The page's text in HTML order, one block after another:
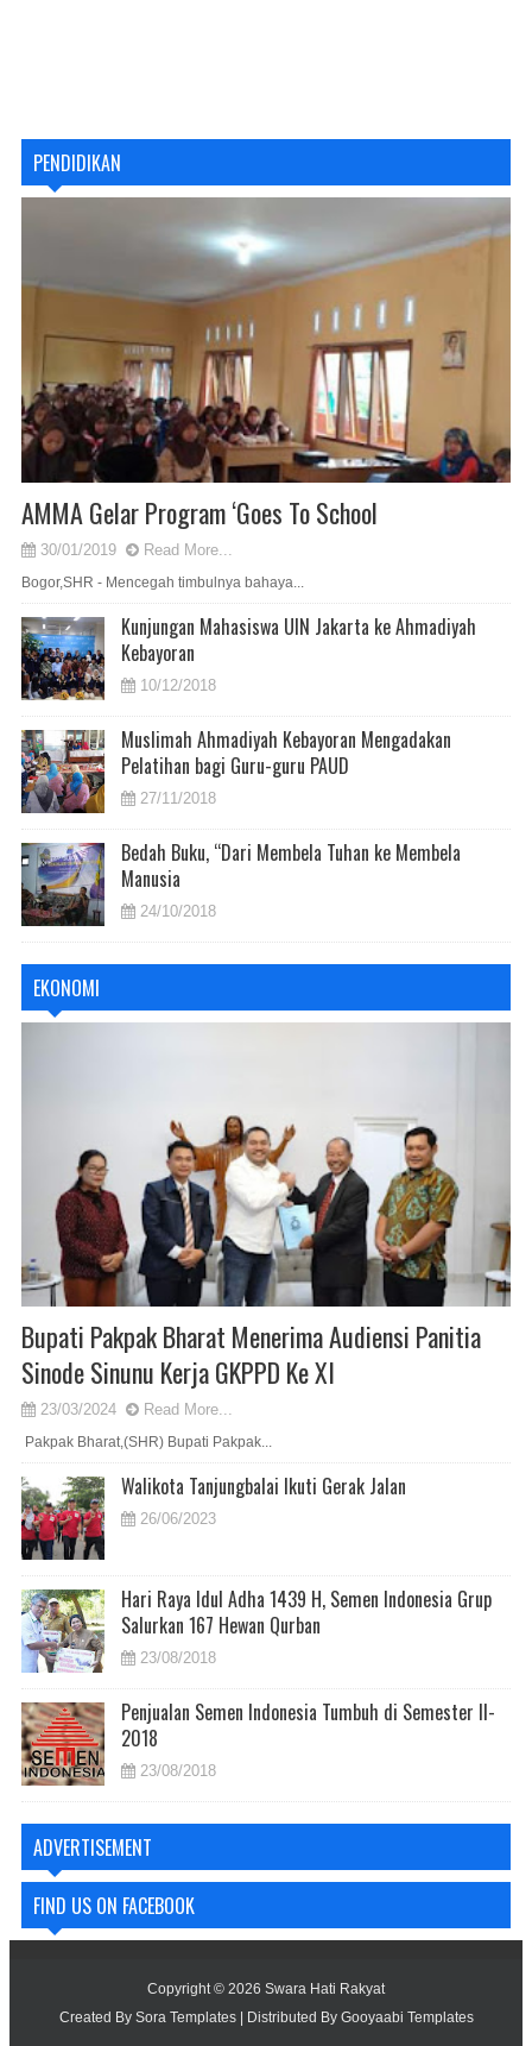
PENDIDIKAN
AMMA Gelar Program ‘Goes To School
30/01/2019 Read More...
Bogor,SHR - Mencegah timbulnya bahaya...
Kunjungan Mahasiswa UIN Jakarta ke Ahmadiyah
Kebayoran
10/12/2018
Muslimah Ahmadiyah Kebayoran Mengadakan
Pelatihan bagi Guru-guru PAUD
27/11/2018
Bedah Buku, “Dari Membela Tuhan ke Membela
Manusia
24/10/2018
EKONOMI
Bupati Pakpak Bharat Menerima Audiensi Panitia
Sinode Sinunu Kerja GKPPD Ke XI
23/03/2024 Read More...
Pakpak Bharat,(SHR) Bupati Pakpak...
Walikota Tanjungbalai Ikuti Gerak Jalan
26/06/2023
Hari Raya Idul Adha 1439 H, Semen Indonesia Grup
Salurkan 167 Hewan Qurban
23/08/2018
Penjualan Semen Indonesia Tumbuh di Semester II-
2018
23/08/2018
ADVERTISEMENT
FIND US ON FACEBOOK
Copyright © 2026 Swara Hati Rakyat
Created By Sora Templates| Distributed By Gooyaabi Templates